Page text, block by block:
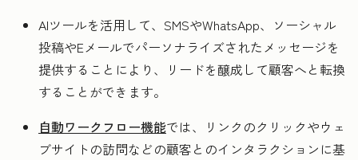
AIツールを活用して、SMSやWhatsApp、ソーシャル
投稿やEメールでパーソナライズされたメッセージを
提供することにより、リードを醸成して顧客へと転換
することができます。
自動ワークフロー機能では、リンクのクリックやウェ
ブサイトの訪問などの顧客とのインタラクションに基